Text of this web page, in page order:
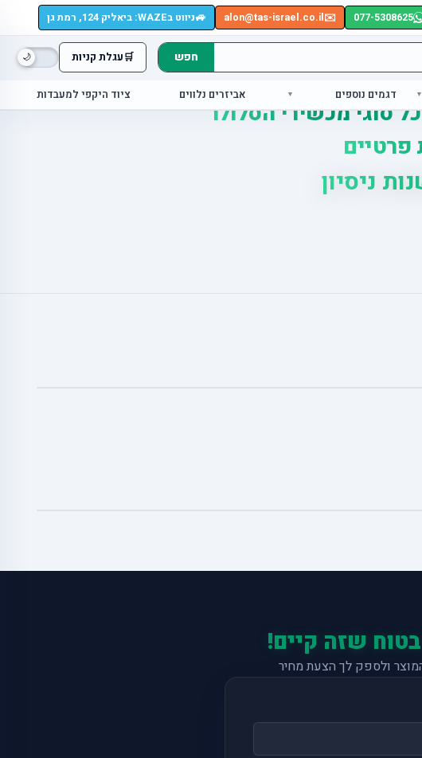
077-5308625
✉️
alon@tas-israel.co.il
🚙ניווט בWAZE: ביאליק 124, רמת גן
🛒עגלת קניות חפש
דגמים נוספים אביזרים נלווים ציוד היקפי למעבדות
סוגי מכשירי הסלולר
פרטיים
שזה קיים!
ולספק לך הצעת מחיר